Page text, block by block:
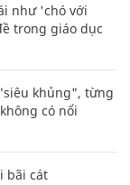
như 'chó với
trong giáo dục
khủng", từng
có nổi
bãi cát